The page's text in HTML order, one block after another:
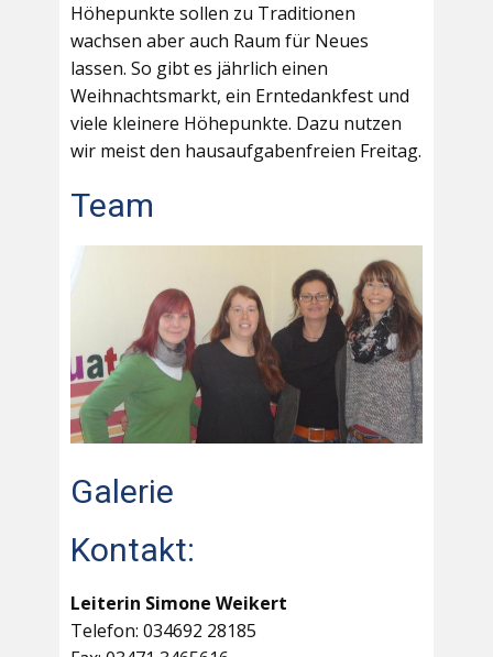
Höhepunkte sollen zu Traditionen
wachsen aber auch Raum für Neues
lassen. So gibt es jährlich einen
Weihnachtsmarkt, ein Erntedankfest und
viele kleinere Höhepunkte. Dazu nutzen
wir meist den hausaufgabenfreien Freitag.
Team
Galerie
Kontakt:
Leiterin Simone Weikert
Telefon: 034692 28185